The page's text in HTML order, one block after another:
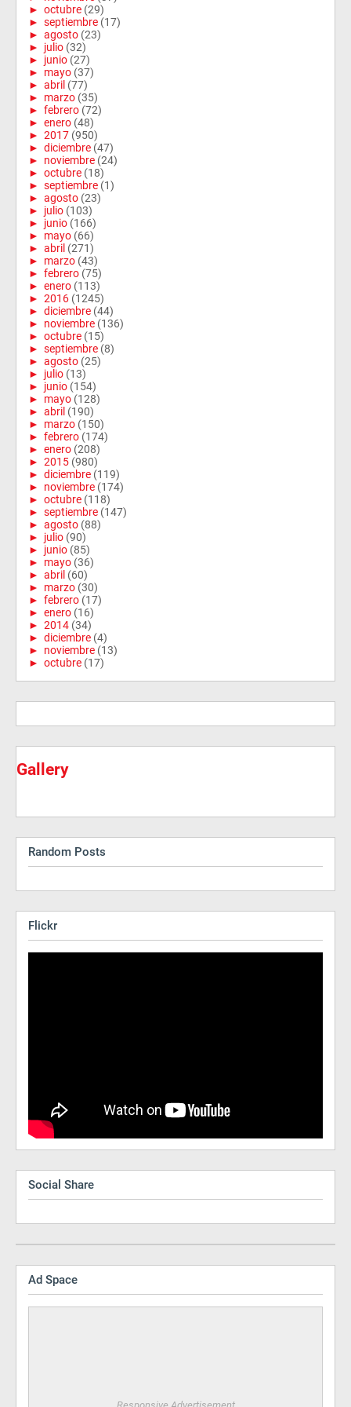
► octubre (29)
► septiembre (17)
► agosto (23)
► julio (32)
► junio (27)
► mayo (37)
► abril (77)
► marzo (35)
► febrero (72)
► enero (48)
► 2017 (950)
► diciembre (47)
► noviembre (24)
► octubre (18)
► septiembre (1)
► agosto (23)
► julio (103)
► junio (166)
► mayo (66)
► abril (271)
► marzo (43)
► febrero (75)
► enero (113)
► 2016 (1245)
► diciembre (44)
► noviembre (136)
► octubre (15)
► septiembre (8)
► agosto (25)
► julio (13)
► junio (154)
► mayo (128)
► abril (190)
► marzo (150)
► febrero (174)
► enero (208)
► 2015 (980)
► diciembre (119)
► noviembre (174)
► octubre (118)
► septiembre (147)
► agosto (88)
► julio (90)
► junio (85)
► mayo (36)
► abril (60)
► marzo (30)
► febrero (17)
► enero (16)
► 2014 (34)
► diciembre (4)
► noviembre (13)
► octubre (17)
Gallery
Random Posts
Flickr
Social Share
Ad Space